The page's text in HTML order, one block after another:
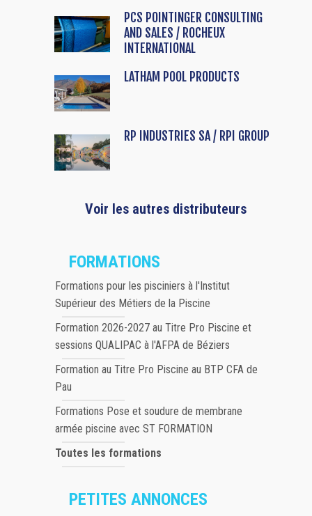
PCS POINTINGER CONSULTING
AND SALES / ROCHEUX
INTERNATIONAL
LATHAM POOL PRODUCTS
RP INDUSTRIES SA / RPI GROUP
Voir les autres distributeurs
FORMATIONS
Formations pour les pisciniers à l'Institut
Supérieur des Métiers de la Piscine
Formation 2026-2027 au Titre Pro Piscine et
sessions QUALIPAC à l'AFPA de Béziers
Formation au Titre Pro Piscine au BTP CFA de
Pau
Formations Pose et soudure de membrane
armée piscine avec ST FORMATION
Toutes les formations
PETITES ANNONCES